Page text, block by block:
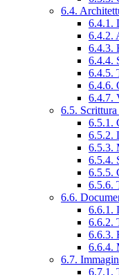
6.4.
6.4.1.
6.4.2.
6.4.3.
6.4.4.
6.4.5.
6.4.6.
6.4.7.
6.5.
6.5.1.
6.5.2.
6.5.3.
6.5.4.
6.5.5.
6.5.6.
6.6.
6.6.1.
6.6.2.
6.6.3.
6.6.4.
6.7.
6.7.1.